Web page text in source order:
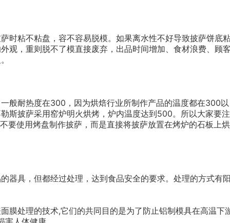
时粘不粘盘，容不容易脱模。如果离水性不好导致披萨饼底
观，重则脱不了模直接废弃，出品时间增加、食材浪费、顾
般耐热度在300，因为烘焙行业所制作产品的温度都在300以
斯披萨采用窑炉明火烘烤，炉内温度达到500。所以大家要注
要使用烤盘制作披萨，而是直接将披萨放置在烤炉的石板上烘
器具，但都经过处理，达到食品安全的要求。处理的方式有
膜处理的技术,它们的共同目的是为了防止铝制模具在高温下